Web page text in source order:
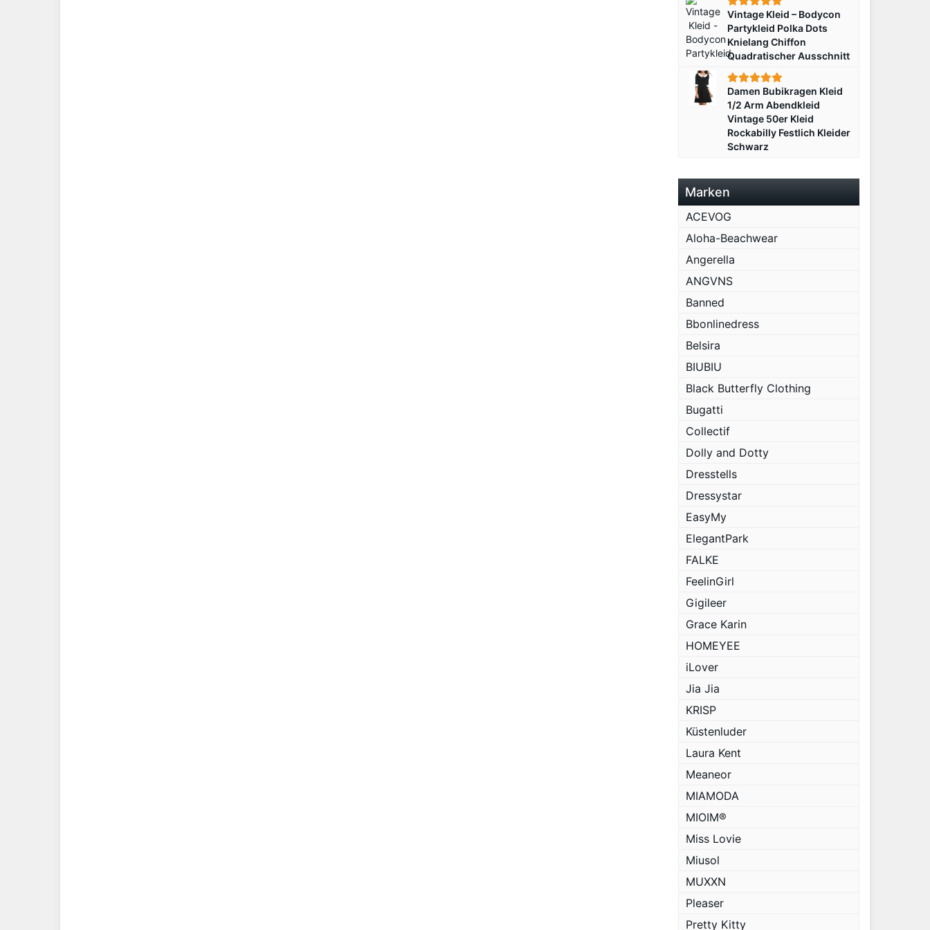
Vintage Kleid – Bodycon
Partykleid Polka Dots
Knielang Chiffon
Quadratischer Ausschnitt
Damen Bubikragen Kleid
1/2 Arm Abendkleid
Vintage 50er Kleid
Rockabilly Festlich Kleider
Schwarz
Marken
ACEVOG
Aloha-Beachwear
Angerella
ANGVNS
Banned
Bbonlinedress
Belsira
BIUBIU
Black Butterfly Clothing
Bugatti
Collectif
Dolly and Dotty
Dresstells
Dressystar
EasyMy
ElegantPark
FALKE
FeelinGirl
Gigileer
Grace Karin
HOMEYEE
iLover
Jia Jia
KRISP
Küstenluder
Laura Kent
Meaneor
MIAMODA
MIOIM®
Miss Lovie
Miusol
MUXXN
Pleaser
Pretty Kitty